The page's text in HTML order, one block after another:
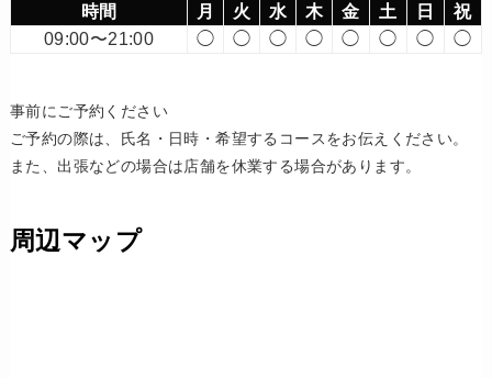
時間 月 火 水 木 金 土 日
祝
09:00〜21:00
◯ ◯ ◯ ◯ ◯ ◯ ◯ ◯
事前にご予約ください
ご予約の際は、氏名・日時・希望するコースをお伝えください。
また、出張などの場合は店舗を休業する場合があります。
周辺マップ